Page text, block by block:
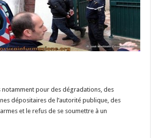
notamment pour des dégradations, des
dépositaires de l’autorité publique, des
et le refus de se soumettre à un